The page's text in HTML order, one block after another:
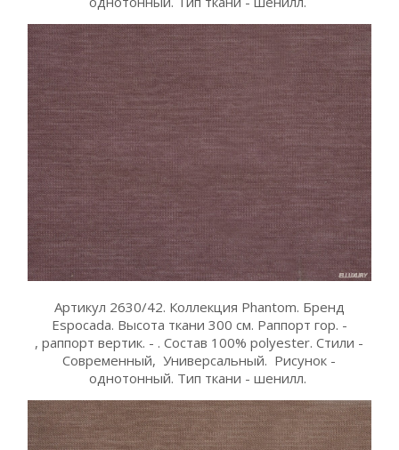
Артикул 2630/42. Коллекция Phantom. Бренд
Espocada. Высота ткани 300 см. Раппорт гор. -
, раппорт вертик. - . Состав 100% polyester. Стили -
Современный, Универсальный. Рисунок -
однотонный. Тип ткани - шенилл.